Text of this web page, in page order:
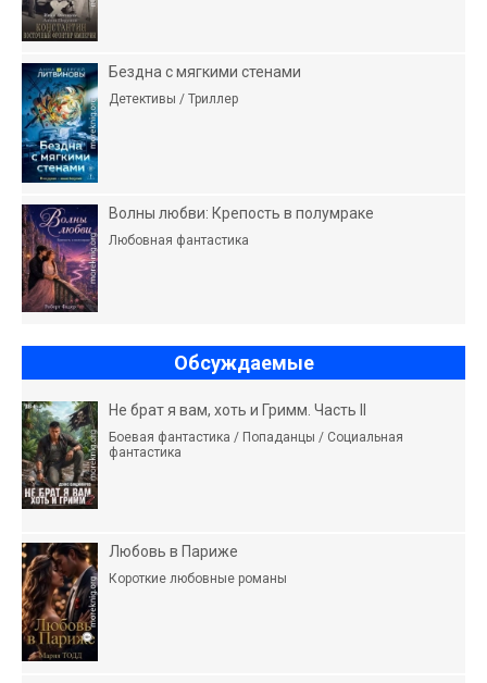
Бездна с мягкими стенами
Детективы / Триллер
Волны любви: Крепость в полумраке
Любовная фантастика
Обсуждаемые
Не брат я вам, хоть и Гримм. Часть II
Боевая фантастика / Попаданцы / Социальная
фантастика
Любовь в Париже
Короткие любовные романы